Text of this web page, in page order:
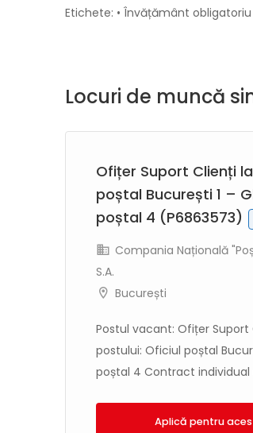
Etichete: • Învățământ
Locuri de muncă
Ofițer Suport Clienți
poștal București 1 –
poștal 4 (P6863573)
Compania Națională
S.A.
București
Postul vacant: Ofițer Suport
postului: Oficiul poștal
poștal 4 Contract individual